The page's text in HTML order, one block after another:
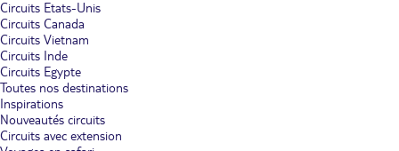
Circuits Etats-Unis
Circuits Canada
Circuits Vietnam
Circuits Inde
Circuits Egypte
Toutes nos destinations
Inspirations
Nouveautés circuits
Circuits avec extension